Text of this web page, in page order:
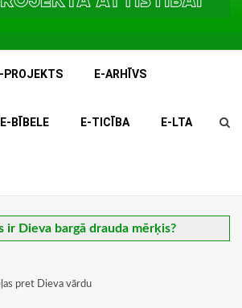
PROJEKTS E-ARHĪVS
E-BĪBELE E-TICĪBA E-LTA
ir Dieva bargā drauda mērķis?
pret Dieva vārdu